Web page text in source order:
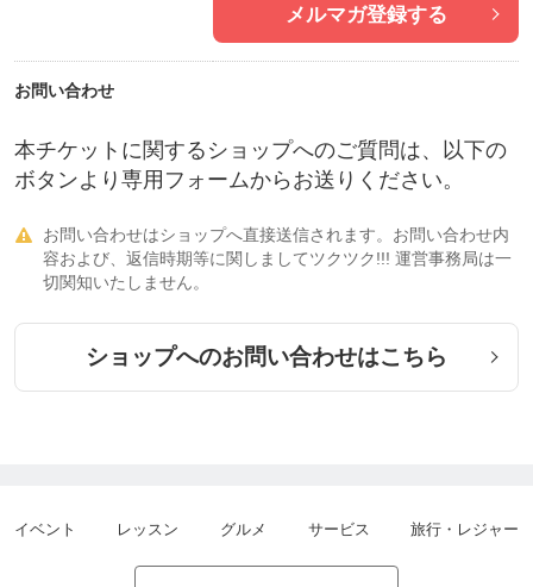
メルマガ登録する
お問い合わせ
本チケットに関するショップへのご質問は、以下の
ボタンより専用フォームからお送りください。

お問い合わせはショップへ直接送信されます。お問い合わせ内
容および、返信時期等に関しましてツクツク!!! 運営事務局は一
切関知いたしません。
ショップへのお問い合わせはこちら
イベント レッスン グルメ サービス 旅行・レジャー